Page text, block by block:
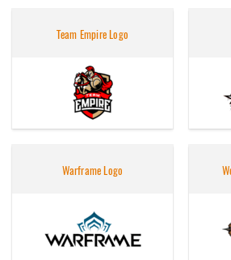
Team Empire Logo
Warframe Logo